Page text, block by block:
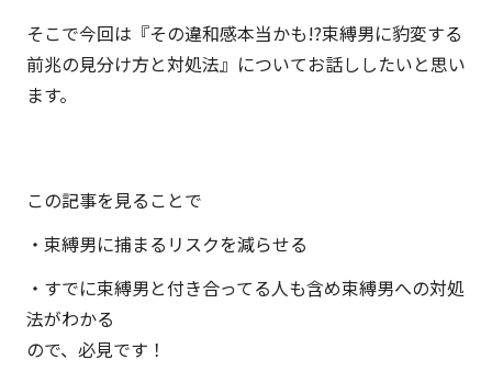
そこで今回は『その違和感本当かも!?束縛男に豹変する
前兆の見分け方と対処法』についてお話ししたいと思い
ます。
この記事を見ることで
・束縛男に捕まるリスクを減らせる
・すでに束縛男と付き合ってる人も含め束縛男への対処
法がわかる
ので、必見です！